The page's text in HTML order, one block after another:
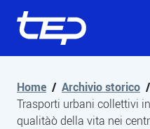
Tep - Trasporti pubblici
Home / Archivio storico /
Trasporti urbani collettivi
qualitàò della vita nei